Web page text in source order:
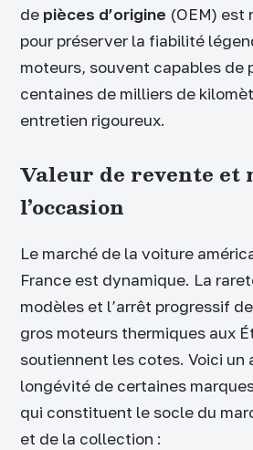
de pièces d’origine (OEM) est
pour préserver la fiabilité
moteurs, souvent capables de
centaines de milliers de
entretien rigoureux.
Valeur de revente et
l’occasion
Le marché de la voiture
France est dynamique. La
modèles et l’arrêt progressif
gros moteurs thermiques aux
soutiennent les cotes. Voici un
longévité de certaines
qui constituent le socle du
et de la collection :